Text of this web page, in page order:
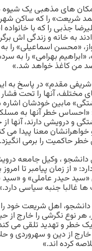
های مذهبی یک شیوه
شریعت» را که ساکن شهر
جذبی را که با
به خانه و زندگی اش
«محسن اسماعیلی» را
«ابراهیم بهرامی» را
من کاغذ خواهد شد.»
مقدم» در پاسخ به
مختلف، آنها را تحت فشار
مابین خودشان
«احساس خطر آنها به
و درویشی دارند، آنها
و خواهرانشان معنا پیدا
حاکمیت را برمی
، وکیل جامعه
« از زمان پیامبر تا
«سید حیدر عاملی» و «سید
غالبا جنبه سیاسی
اهل شریعت خود
هر نوع نگرشی را خارج
خطر و تهدید تلقی می
از دین و سهروردی و
کرده اند.»